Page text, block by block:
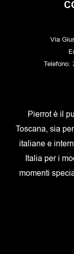
Via
Telefono:
Pierrot è il
Toscana, sia
italiane e
Italia per i
momenti